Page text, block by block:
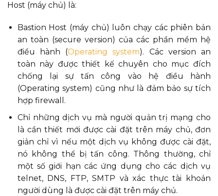
Host (máy chủ) là:
Bastion Host (máy chủ) luôn chạy các phiên bản
an toàn (secure version) của các phần mềm hệ
điều hành (Operating system). Các version an
toàn này được thiết kế chuyên cho mục đích
chống lại sự tấn công vào hệ điều hành
(Operating system) cũng như là đảm bảo sự tích
hợp firewall.
Chỉ những dịch vụ mà người quản trị mạng cho
là cần thiết mới được cài đặt trên máy chủ, đơn
giản chỉ vì nếu một dịch vụ không được cài đặt,
nó không thể bị tấn công. Thông thường, chỉ
một số giới hạn các ứng dụng cho các dịch vụ
telnet, DNS, FTP, SMTP và xác thực tài khoản
người dùng là được cài đặt trên máy chủ.